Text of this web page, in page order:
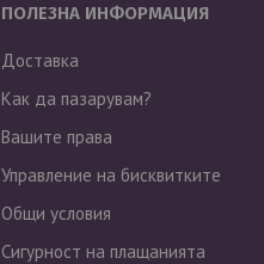
ПОЛЕЗНА ИНФОРМАЦИЯ
Доставка
Как да пазарувам?
Вашите права
Управление на бисквитките
Общи условия
Сигурност на плащанията